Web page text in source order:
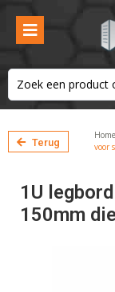
Terug
Home
voor
1U
150mm